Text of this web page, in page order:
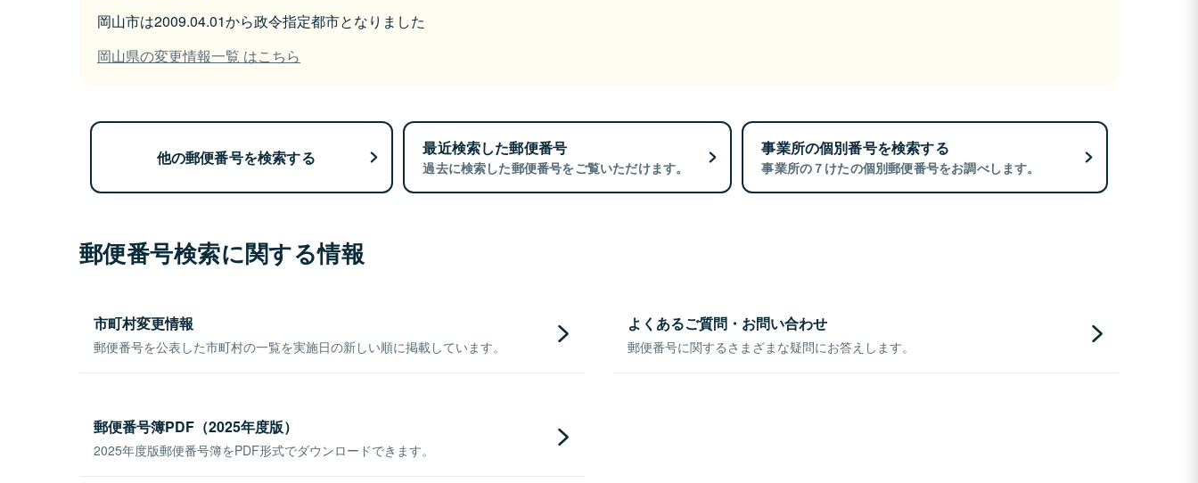
岡山市は2009.04.01から政令指定都市となりました
岡山県の変更情報一覧 はこちら
他の郵便番号を検索する 最近検索した郵便番号
過去に検索した郵便番号をご覧いただけます。
事業所の個別番号を検索する
事業所の７けたの個別郵便番号をお調べします。
郵便番号検索に関する情報
市町村変更情報
郵便番号を公表した市町村の一覧を実施日の新しい順に掲載しています。
よくあるご質問・お問い合わせ
郵便番号に関するさまざまな疑問にお答えします。
郵便番号簿PDF（2025年度版）
2025年度版郵便番号簿をPDF形式でダウンロードできます。